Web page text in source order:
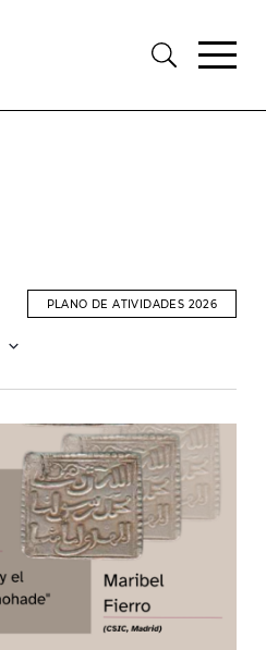
PLANO DE ATIVIDADES 2026